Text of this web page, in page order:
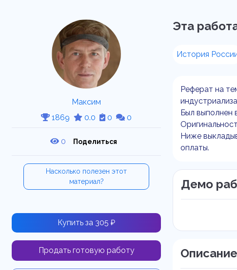
Максим
1869
0.0 0 0
0 Поделиться
Насколько полезен этот
материал?
Купить за 305 ₽
Продать готовую работу
Эта
История
Реферат на
Был выполнен
Ниже
оплаты.
Демо